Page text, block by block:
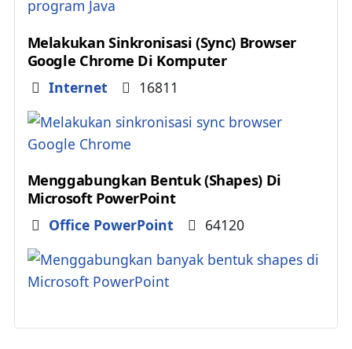
Melakukan Sinkronisasi (Sync) Browser
Google Chrome Di Komputer
Details
Internet 16811
Menggabungkan Bentuk (Shapes) Di
Microsoft PowerPoint
Details
Office PowerPoint 64120